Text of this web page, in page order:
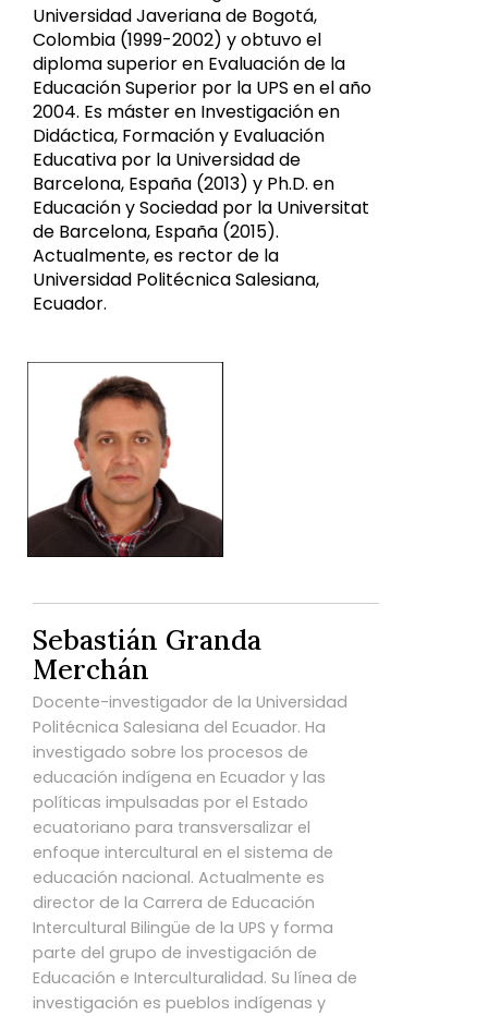
Universidad Javeriana de Bogotá,
Colombia (1999-2002) y obtuvo el
diploma superior en Evaluación de la
Educación Superior por la UPS en el año
2004. Es máster en Investigación en
Didáctica, Formación y Evaluación
Educativa por la Universidad de
Barcelona, España (2013) y Ph.D. en
Educación y Sociedad por la Universitat
de Barcelona, España (2015).
Actualmente, es rector de la
Universidad Politécnica Salesiana,
Ecuador.
Sebastián Granda
Merchán
Docente-investigador de la Universidad
Politécnica Salesiana del Ecuador. Ha
investigado sobre los procesos de
educación indígena en Ecuador y las
políticas impulsadas por el Estado
ecuatoriano para transversalizar el
enfoque intercultural en el sistema de
educación nacional. Actualmente es
director de la Carrera de Educación
Intercultural Bilingüe de la UPS y forma
parte del grupo de investigación de
Educación e Interculturalidad. Su línea de
investigación es pueblos indígenas y